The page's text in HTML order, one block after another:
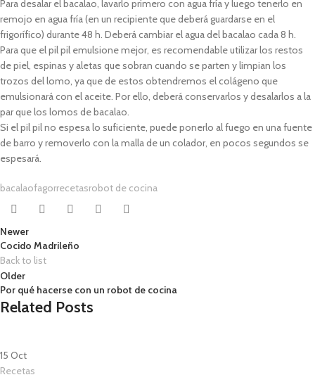
Para desalar el bacalao, lavarlo primero con agua fría y luego tenerlo en
remojo en agua fría (en un recipiente que deberá guardarse en el
frigorífico) durante 48 h. Deberá cambiar el agua del bacalao cada 8 h.
Para que el pil pil emulsione mejor, es recomendable utilizar los restos
de piel, espinas y aletas que sobran cuando se parten y limpian los
trozos del lomo, ya que de estos obtendremos el colágeno que
emulsionará con el aceite. Por ello, deberá conservarlos y desalarlos a la
par que los lomos de bacalao.
Si el pil pil no espesa lo suficiente, puede ponerlo al fuego en una fuente
de barro y removerlo con la malla de un colador, en pocos segundos se
espesará.
bacalaofagorrecetasrobot de cocina
Newer
Cocido Madrileño
Back to list
Older
Por qué hacerse con un robot de cocina
Related Posts
15 Oct
Recetas